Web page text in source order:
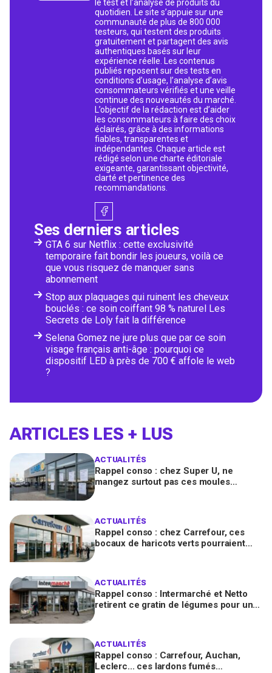
le test et l’analyse de produits du
quotidien. Le site s’appuie sur une
communauté de plus de 800 000
testeurs, qui testent des produits
gratuitement et partagent des avis
authentiques basés sur leur
expérience réelle. Les contenus
publiés reposent sur des tests en
conditions d’usage, l’analyse d’avis
consommateurs vérifiés et une veille
continue des nouveautés du marché.
L’objectif de la rédaction est d’aider
les consommateurs à faire des choix
éclairés, grâce à des informations
fiables, transparentes et
indépendantes. Chaque article est
rédigé selon une charte éditoriale
exigeante, garantissant objectivité,
clarté et pertinence des
recommandations.
Ses derniers articles
GTA 6 sur Netflix : cette exclusivité
temporaire fait bondir les joueurs, voilà ce
que vous risquez de manquer sans
abonnement
Stop aux plaquages qui ruinent les cheveux
bouclés : ce soin coiffant 98 % naturel Les
Secrets de Loly fait la différence
Selena Gomez ne jure plus que par ce soin
visage français anti-âge : pourquoi ce
dispositif LED à près de 700 € affole le web
?
ARTICLES LES + LUS
ACTUALITÉS
Rappel conso : chez Super U, ne
mangez surtout pas ces moules
ACTUALITÉS
Rappel conso : chez Carrefour, ces
bocaux de haricots verts pourraient
ACTUALITÉS
Rappel conso : Intermarché et Netto
retirent ce gratin de légumes pour un
ACTUALITÉS
Rappel conso : Carrefour, Auchan,
Leclerc... ces lardons fumés